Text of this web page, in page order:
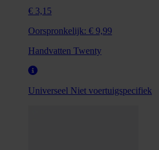
€ 3,15
Oorspronkelijk: € 9,99
Handvatten Twenty
Universeel Niet voertuigspecifiek